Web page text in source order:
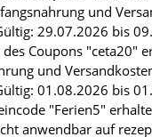
und
29.07.2026 bis
Coupons "ceta20"
und
01.08.2026 bis
"Ferien5"
anwendbar auf